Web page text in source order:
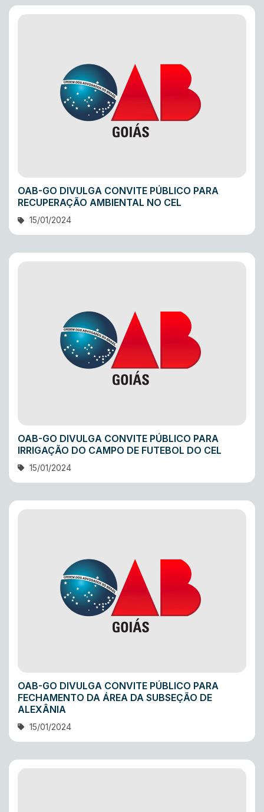
OAB-GO DIVULGA CONVITE PÚBLICO PARA
RECUPERAÇÃO AMBIENTAL NO CEL
15/01/2024
OAB-GO DIVULGA CONVITE PÚBLICO PARA
IRRIGAÇÃO DO CAMPO DE FUTEBOL DO CEL
15/01/2024
OAB-GO DIVULGA CONVITE PÚBLICO PARA
FECHAMENTO DA ÁREA DA SUBSEÇÃO DE
ALEXÂNIA
15/01/2024